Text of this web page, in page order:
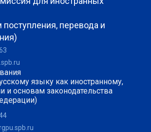
перевода и
языку как иностранному,
и основам законодательства